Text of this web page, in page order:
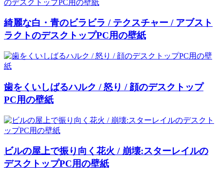
綺麗な白・青のビラビラ / テクスチャー / アブスト
ラクトのデスクトップPC用の壁紙
歯をくいしばるハルク / 怒り / 顔のデスクトップ
PC用の壁紙
ビルの屋上で振り向く花火 / 崩壊:スターレイルの
デスクトップPC用の壁紙